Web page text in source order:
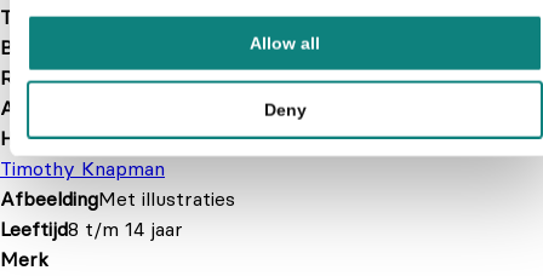
Allow all
Deny
Taalnl
Bindwijze
Releasedatum2014-10-15
Aantal pagina's
Hoofdauteur
Timothy Knapman
AfbeeldingMet illustraties
Leeftijd8 t/m 14 jaar
Merk